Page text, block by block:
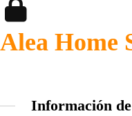
Alea Home
Información